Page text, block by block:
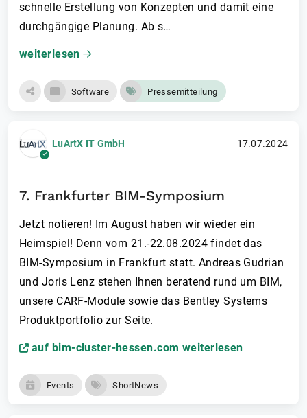
schnelle Erstellung von Konzepten und damit eine
durchgängige Planung. Ab s…
weiterlesen
Software Pressemitteilung
LuArtX IT GmbH 17.07.2024
7. Frankfurter BIM-Symposium
Jetzt notieren! Im August haben wir wieder ein
Heimspiel! Denn vom 21.-22.08.2024 findet das
BIM-Symposium in Frankfurt statt. Andreas Gudrian
und Joris Lenz stehen Ihnen beratend rund um BIM,
unsere CARF-Module sowie das Bentley Systems
Produktportfolio zur Seite.
auf bim-cluster-hessen.com weiterlesen
Events ShortNews